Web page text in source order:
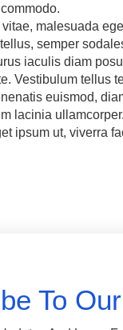
malesuada
semper
iaculis diam
Vestibulum tellus
euismod,
lacinia
ipsum ut, viverra
To